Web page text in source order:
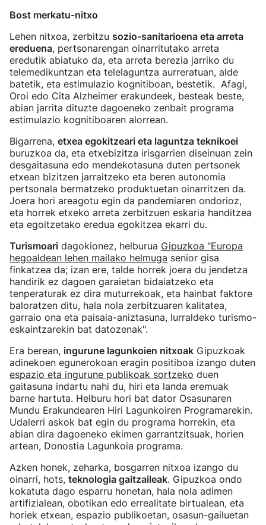
Bost merkatu-nitxo
Lehen nitxoa, zerbitzu sozio-sanitarioena eta arreta
ereduena, pertsonarengan oinarritutako arreta
eredutik abiatuko da, eta arreta berezia jarriko du
telemedikuntzan eta telelaguntza aurreratuan, alde
batetik, eta estimulazio kognitiboan, bestetik. Afagi,
Oroi edo Cita Alzheimer erakundeek, besteak beste,
abian jarrita dituzte dagoeneko zenbait programa
estimulazio kognitiboaren alorrean.
Bigarrena, etxea egokitzeari eta laguntza teknikoei
buruzkoa da, eta etxebizitza irisgarrien diseinuan zein
desgaitasuna edo mendekotasuna duten pertsonek
etxean bizitzen jarraitzeko eta beren autonomia
pertsonala bermatzeko produktuetan oinarritzen da.
Joera hori areagotu egin da pandemiaren ondorioz,
eta horrek etxeko arreta zerbitzuen eskaria handitzea
eta egoitzetako eredua egokitzea ekarri du.
Turismoari dagokionez, helburua Gipuzkoa "Europa
hegoaldean lehen mailako helmuga senior gisa
finkatzea da; izan ere, talde horrek joera du jendetza
handirik ez dagoen garaietan bidaiatzeko eta
tenperaturak ez dira muturrekoak, eta hainbat faktore
baloratzen ditu, hala nola zerbitzuaren kalitatea,
garraio ona eta paisaia-aniztasuna, lurraldeko turismo-
eskaintzarekin bat datozenak".
Era berean, ingurune lagunkoien nitxoak Gipuzkoak
adinekoen egunerokoan eragin positiboa izango duten
espazio eta ingurune publikoak sortzeko duen
gaitasuna indartu nahi du, hiri eta landa eremuak
barne hartuta. Helburu hori bat dator Osasunaren
Mundu Erakundearen Hiri Lagunkoiren Programarekin.
Udalerri askok bat egin du programa horrekin, eta
abian dira dagoeneko ekimen garrantzitsuak, horien
artean, Donostia Lagunkoia programa.
Azken honek, zeharka, bosgarren nitxoa izango du
oinarri, hots, teknologia gaitzaileak. Gipuzkoa ondo
kokatuta dago esparru honetan, hala nola adimen
artifizialean, obotikan edo errealitate birtualean, eta
horiek etxean, espazio publikoetan, osasun-gailuetan